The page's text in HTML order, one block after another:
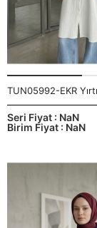
Birim Fiyat : NaN
Seri Fiyat : NaN